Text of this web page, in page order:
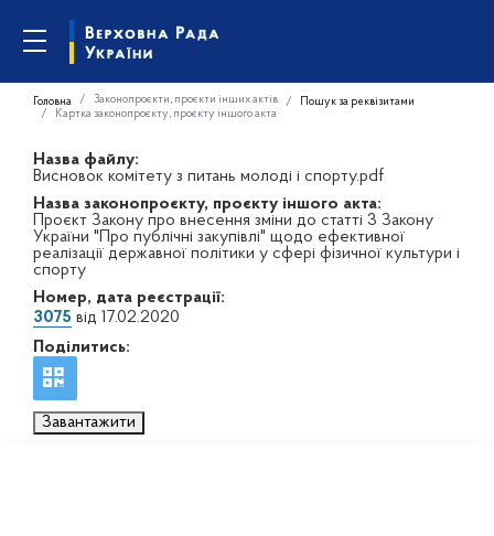
Головна Законопроєкти, проєкти інших актів
Пошук за реквізитами
Картка законопроєкту, проєкту іншого акта
Назва файлу:
Висновок комітету з питань молоді і спорту.pdf
Назва законопроєкту, проєкту іншого акта:
Проєкт Закону про внесення зміни до статті 3 Закону
України "Про публічні закупівлі" щодо ефективної
реалізації державної політики у сфері фізичної культури і
спорту
Номер, дата реєстрації:
3075 від 17.02.2020
Поділитись:
Завантажити